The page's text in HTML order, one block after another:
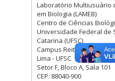
Laboratório Multiusuário
em Biologia (LAMEB)
Centro de Ciências
Universidade Federal de
Catarina (UFSC)
Campus Reitor João
Lima - UFSC
Setor F, Bloco A, Sala 101
CEP: 88040-900